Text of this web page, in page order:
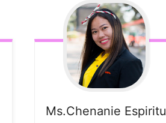
Ms.Chenanie Espiritu